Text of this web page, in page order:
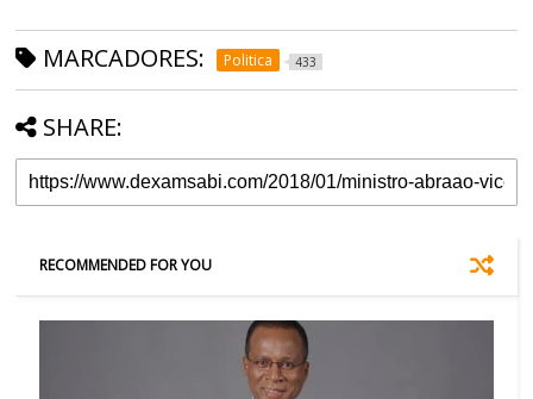
MARCADORES: Politica 433
SHARE:
RECOMMENDED FOR YOU